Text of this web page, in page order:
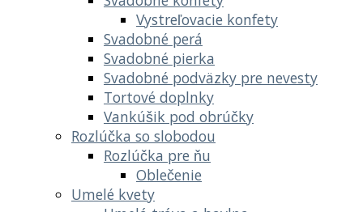
Vystreľovacie konfety
Svadobné perá
Svadobné pierka
Svadobné podväzky pre nevesty
Tortové doplnky
Vankúšik pod obrúčky
Rozlúčka so slobodou
Rozlúčka pre ňu
Oblečenie
Umelé kvety